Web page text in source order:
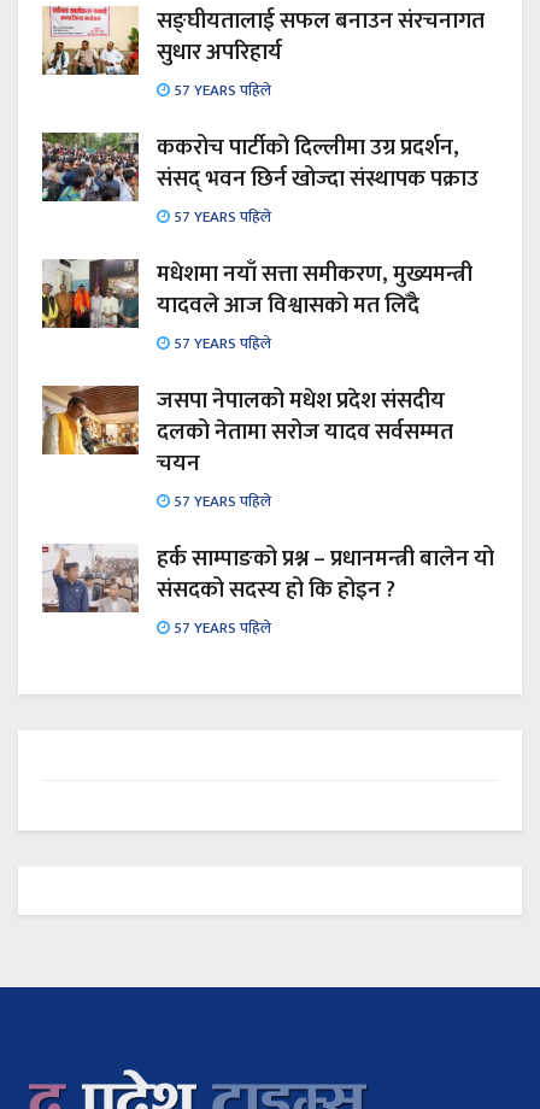
सङ्घीयतालाई सफल बनाउन संरचनागत
सुधार अपरिहार्य
57 YEARS पहिले
ककरोच पार्टीको दिल्लीमा उग्र प्रदर्शन,
संसद् भवन छिर्न खोज्दा संस्थापक पक्राउ
57 YEARS पहिले
मधेशमा नयाँ सत्ता समीकरण, मुख्यमन्त्री
यादवले आज विश्वासको मत लिँदै
57 YEARS पहिले
जसपा नेपालको मधेश प्रदेश संसदीय
दलको नेतामा सरोज यादव सर्वसम्मत
चयन
57 YEARS पहिले
हर्क साम्पाङको प्रश्न – प्रधानमन्त्री बालेन यो
संसदको सदस्य हो कि होइन ?
57 YEARS पहिले